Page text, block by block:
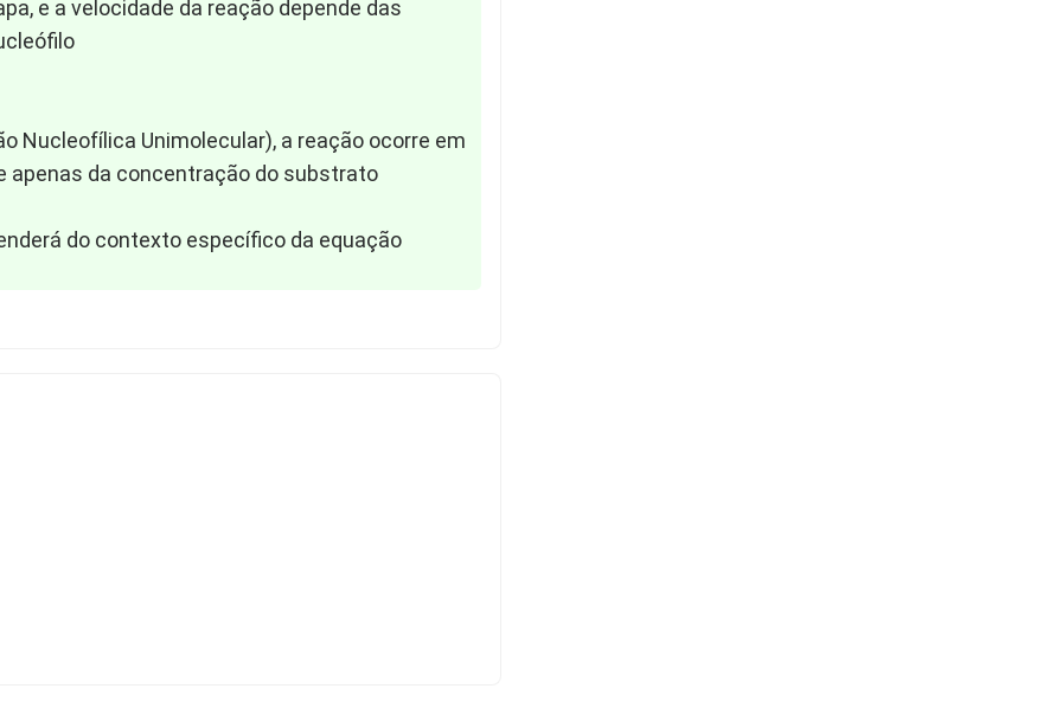
e a velocidade da reação depende das
Nucleofílica Unimolecular), a reação ocorre em
apenas da concentração do substrato
do contexto específico da equação